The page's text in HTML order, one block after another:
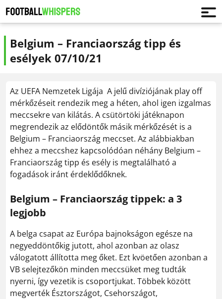
Belgium – Franciaország tipp és
esélyek 07/10/21
Az UEFA Nemzetek Ligája A jelű divíziójának play off
mérkőzéseit rendezik meg a héten, ahol igen izgalmas
meccsekre van kilátás. A csütörtöki játéknapon
megrendezik az elődöntők másik mérkőzését is a
Belgium – Franciaország meccset. Az alábbiakban
ehhez a meccshez kapcsolódóan néhány Belgium –
Franciaország tipp és esély is megtalálható a
fogadások iránt érdeklődőknek.
Belgium – Franciaország tippek: a 3
legjobb
A belga csapat az Európa bajnokságon egésze na
negyeddöntőkig jutott, ahol azonban az olasz
válogatott állította meg őket. Ezt kvöetően azonban a
VB selejtezőkön minden meccsüket meg tudták
nyerni, így vezetik is csoportjukat. Többek között
megverték Észtországot, Csehországot,